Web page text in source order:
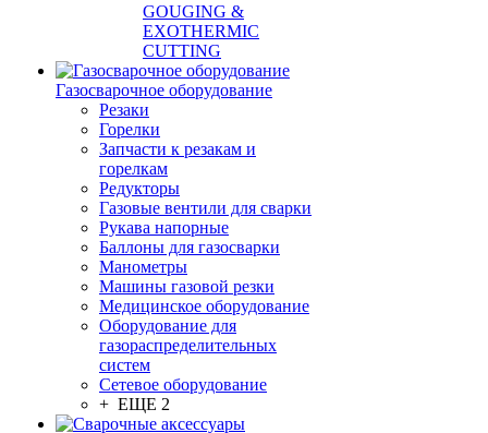
GOUGING &
EXOTHERMIC
CUTTING
Газосварочное оборудование
Резаки
Горелки
Запчасти к резакам и
горелкам
Редукторы
Газовые вентили для сварки
Рукава напорные
Баллоны для газосварки
Манометры
Машины газовой резки
Медицинское оборудование
Оборудование для
газораспределительных
систем
Сетевое оборудование
+ ЕЩЕ 2